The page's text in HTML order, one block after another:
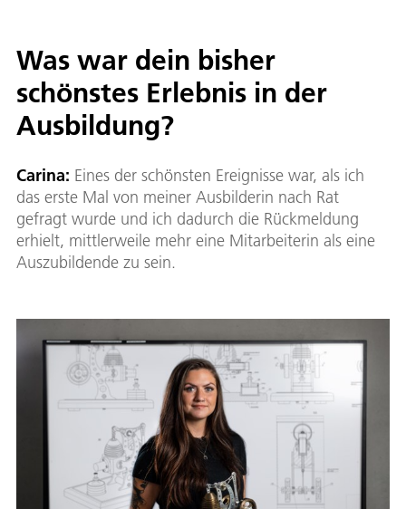
Was war dein bisher
schönstes Erlebnis in der
Ausbildung?
Carina: Eines der schönsten Ereignisse war, als ich
das erste Mal von meiner Ausbilderin nach Rat
gefragt wurde und ich dadurch die Rückmeldung
erhielt, mittlerweile mehr eine Mitarbeiterin als eine
Auszubildende zu sein.